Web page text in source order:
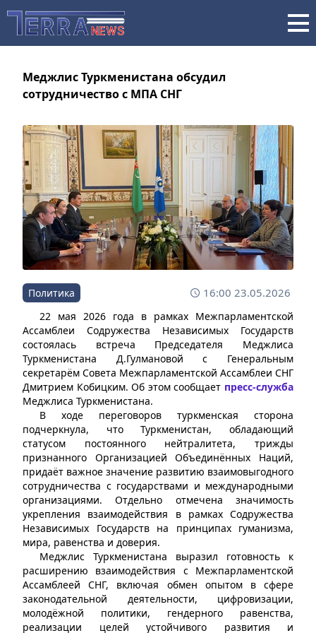
Меджлис Туркменистана обсудил
сотрудничество с МПА СНГ
Политика 16:00 23.05.2026
22 мая 2026 года в рамках Межпарламентской
Ассамблеи Содружества Независимых Государств
состоялась встреча Председателя Меджлиса
Туркменистана Д.Гулмановой с Генеральным
секретарём Совета Межпарламентской Ассамблеи СНГ
Дмитрием Кобицким. Об этом сообщает пресс-служба
Меджлиса Туркменистана.
В ходе переговоров туркменская сторона
подчеркнула, что Туркменистан, обладающий
статусом постоянного нейтралитета, трижды
признанного Организацией Объединённых Наций,
придаёт важное значение развитию взаимовыгодного
сотрудничества с государствами и международными
организациями. Отдельно отмечена значимость
укрепления взаимодействия в рамках Содружества
Независимых Государств на принципах гуманизма,
мира, равенства и доверия.
Меджлис Туркменистана выразил готовность к
расширению взаимодействия с Межпарламентской
Ассамблеей СНГ, включая обмен опытом в сфере
законодательной деятельности, цифровизации,
молодёжной политики, гендерного равенства,
реализации целей устойчивого развития и